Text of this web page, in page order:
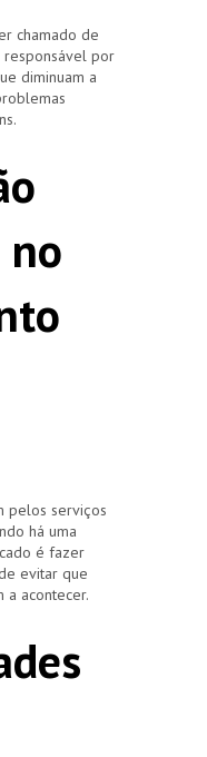
chamado de
por
diminuam a
pelos serviços
há uma
é fazer
evitar que
a acontecer.